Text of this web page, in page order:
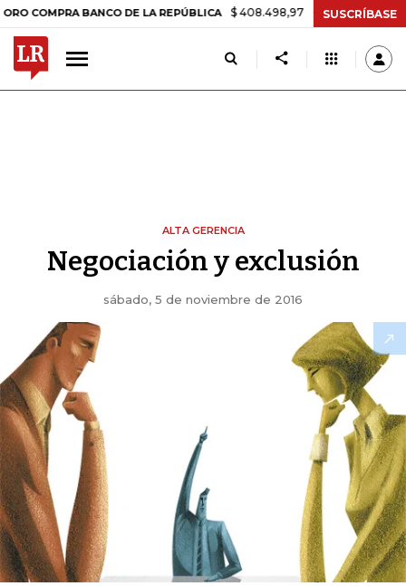
BANCO DE LA REPÚBLICA $ 408.498,97 +$ 8.753,81 +2,19%
SUSCRÍBASE
ALTA GERENCIA
Negociación y exclusión
sábado, 5 de noviembre de 2016